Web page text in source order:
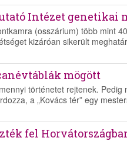
Intézet genetikai
(osszárium) több mint
kizáróan sikerült
mögött
történetet rejtenek. Pedig
a „Kovács tér” egy
fel